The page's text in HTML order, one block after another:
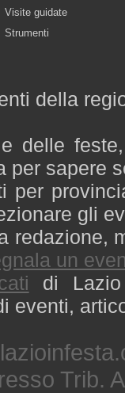
Visite guidate
Strumenti
della
delle
per sapere
per
gli
redazione,
un
di
eventi,
Trib.